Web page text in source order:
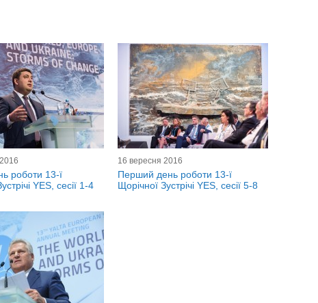
роботи 13-ї
YES, сесії 1-4
16 вересня 2016
Перший день роботи 13-ї
Щорічної Зустрічі YES, сесії 5-8